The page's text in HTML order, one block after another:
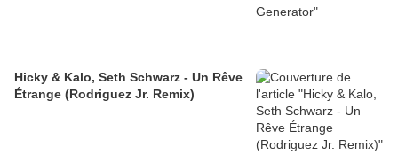
Hicky & Kalo, Seth Schwarz - Un Rêve
Étrange (Rodriguez Jr. Remix)